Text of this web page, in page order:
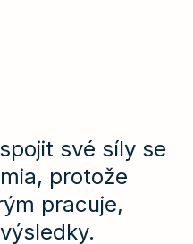
své síly se
protože
pracuje,